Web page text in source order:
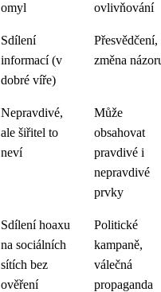
omyl
ovlivňování
Sdílení
informací (v
dobré víře)
Přesvědčení,
změna
Nepravdivé,
ale šiřitel to
neví
Může
obsahovat
pravdivé i
nepravdivé
prvky
Sdílení hoaxu
na sociálních
sítích bez
ověření
Politické
kampaně,
válečná
propaganda